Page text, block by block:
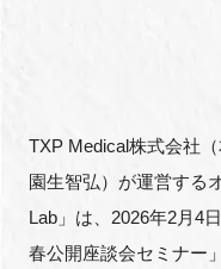
イベント
プログラム
TXP Medical株式会社
園生智弘）が運営する
Lab」は、2026年2月4
春公開座談会セミナー